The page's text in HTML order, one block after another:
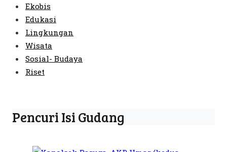
Ekobis
Edukasi
Lingkungan
Wisata
Sosial- Budaya
Riset
Pencuri Isi Gudang